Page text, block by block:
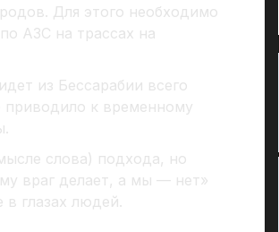
Для этого необходимо
АЗС на трассах на
из Бессарабии всего
к временному
слова) подхода, но
враг делает, а мы — нет»
в глазах людей.